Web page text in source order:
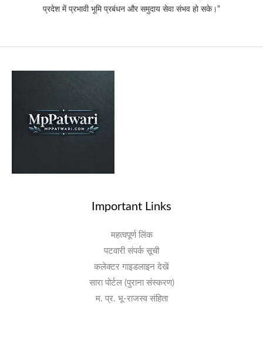
प्रदेश में प्रभावी भूमि प्रबंधन और समुदाय सेवा संभव हो सके।"
Important Links
महत्वपूर्ण लिंक
पटवारी संपर्क सूची
कलेक्टर गाइडलाइन देखें
सारा पोर्टल (पुराना संस्करण)
म. प्र. भू-राजस्व संहिता